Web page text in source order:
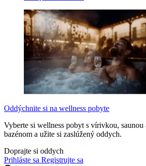
Oddýchnite si na wellness pobyte
Vyberte si wellness pobyt s vírivkou, saunou
bazénom a užite si zaslúžený oddych.
Doprajte si oddych
Prihláste sa Registrujte sa